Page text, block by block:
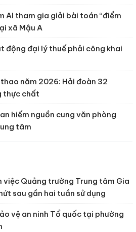
AI tham gia giải bài toán “điểm
xã Mậu A
động đại lý thuế phải công khai
năm 2026: Hải đoàn 32
thực chất
hiếm nguồn cung văn phòng
tâm
việc Quảng trường Trung tâm Gia
sau gần hai tuần sử dụng
vệ an ninh Tổ quốc tại phường